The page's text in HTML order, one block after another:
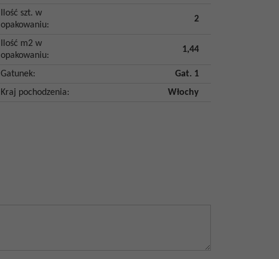
Ilość szt. w
opakowaniu:
2
Ilość m2 w
opakowaniu:
1,44
Gatunek:
Gat. 1
Kraj pochodzenia: Włochy